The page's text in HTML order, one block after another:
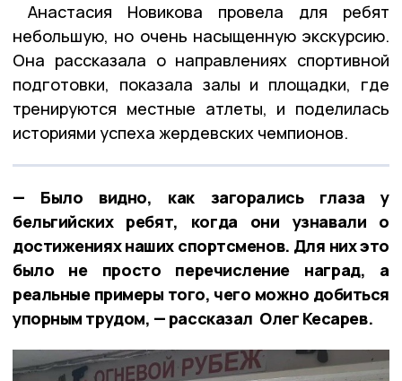
Анастасия Новикова провела для ребят
небольшую, но очень насыщенную экскурсию.
Она рассказала о направлениях спортивной
подготовки, показала залы и площадки, где
тренируются местные атлеты, и поделилась
историями успеха жердевских чемпионов.
— Было видно, как загорались глаза у
бельгийских ребят, когда они узнавали о
достижениях наших спортсменов. Для них это
было не просто перечисление наград, а
реальные примеры того, чего можно добиться
упорным трудом, — рассказал Олег Кесарев.